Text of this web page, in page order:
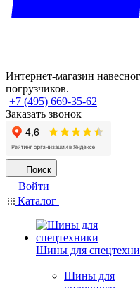
Интернет-магазин
погрузчиков.
+7 (495) 669-35-62
Заказать звонок
Поиск
Войти
Каталог
Шины для
Шины для